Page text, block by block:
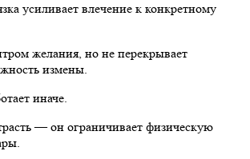
усиливает влечение к конкретному
желания, но не перекрывает
измены.
иначе.
— он ограничивает физическую